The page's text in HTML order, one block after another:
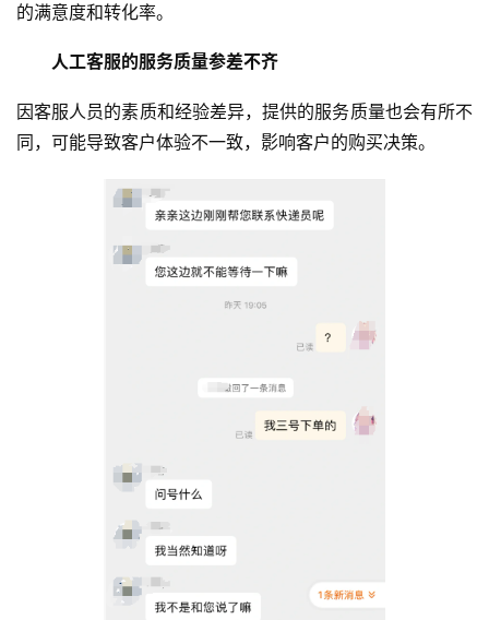
的满意度和转化率。
人工客服的服务质量参差不齐
因客服人员的素质和经验差异，提供的服务质量也会有所不
同，可能导致客户体验不一致，影响客户的购买决策。